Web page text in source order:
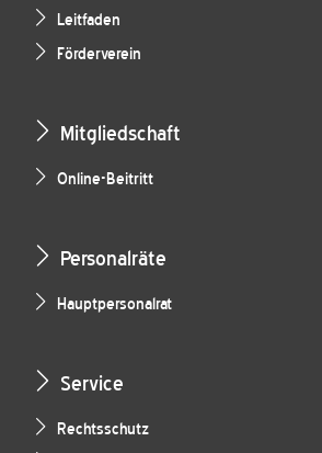
Leitfaden
Förderverein
Mitgliedschaft
Online-Beitritt
Personalräte
Hauptpersonalrat
Service
Rechtsschutz